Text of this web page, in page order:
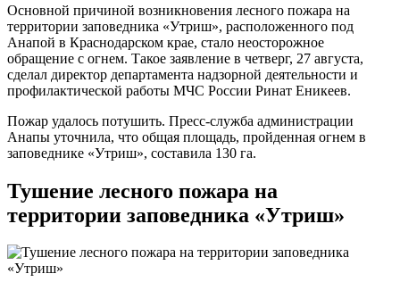
Основной причиной возникновения лесного пожара на
территории заповедника «Утриш», расположенного под
Анапой в Краснодарском крае, стало неосторожное
обращение с огнем. Такое заявление в четверг, 27 августа,
сделал директор департамента надзорной деятельности и
профилактической работы МЧС России Ринат Еникеев.
Пожар удалось потушить. Пресс-служба администрации
Анапы уточнила, что общая площадь, пройденная огнем в
заповеднике «Утриш», составила 130 га.
Тушение лесного пожара на
территории заповедника «Утриш»